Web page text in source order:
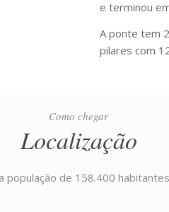
e terminou
A ponte tem
pilares com
Como chegar
Localização
população de 158.400